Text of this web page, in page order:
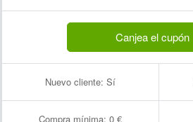
Canjea el cupón
Nuevo cliente: Sí
Compra mínima: 0 €